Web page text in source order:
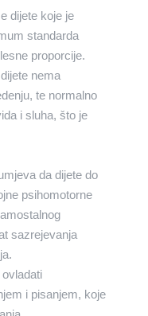
dijete koje je
standarda
proporcije.
nema
te normalno
i sluha, što je
da dijete do
psihomotorne
sazrejevanja
i pisanjem, koje